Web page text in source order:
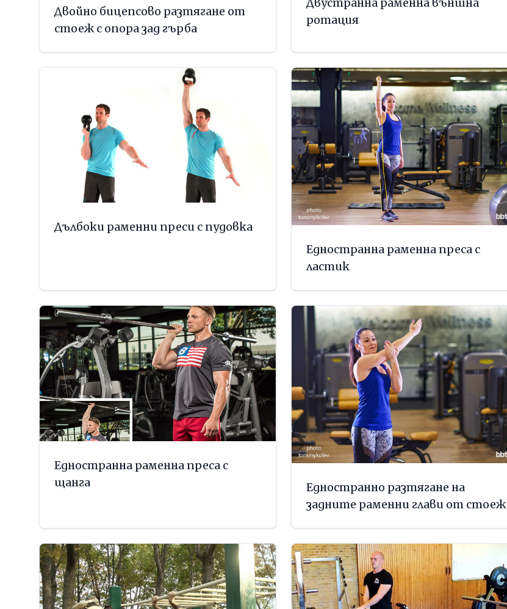
Двойно бицепсово разтягане от
стоеж с опора зад гърба
Двустранна раменна външна
ротация
Дълбоки раменни преси с пудовка
Едностранна раменна преса с
ластик
Едностранна раменна преса с
щанга
Едностранно разтягане на
задните раменни глави от стоеж